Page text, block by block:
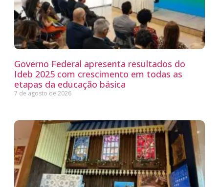
Governo Federal apresenta resultados do
Ideb 2025 com crescimento em todas as
etapas da educação básica
7 de agosto de 2026